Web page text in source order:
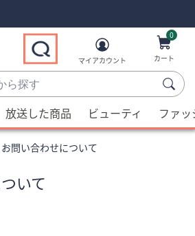
マイアカウント
0
カート
放送した商品 ビューティ ファ
お問い合わせについて
いて